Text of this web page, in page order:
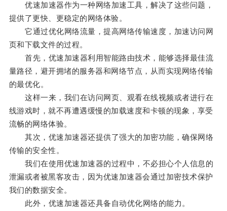
优速加速器作为一种网络加速工具，解决了这些问题，
提供了更快、更稳定的网络体验。
它通过优化网络流量，提高网络传输速度，加速访问网
页和下载文件的过程。
首先，优速加速器利用智能路由技术，能够选择最佳流
量路径，避开拥堵的服务器和网络节点，从而实现网络传输
的最优化。
这样一来，我们在访问网页、观看在线视频或者进行在
线游戏时，就不再遭遇缓慢的加载速度和卡顿的现象，享受
流畅的网络体验。
其次，优速加速器还提供了强大的加密功能，确保网络
传输的安全性。
我们在使用优速加速器的过程中，不必担心个人信息的
泄漏或者被黑客攻击，因为优速加速器会通过加密技术保护
我们的数据安全。
此外，优速加速器还具备自动优化网络的能力。